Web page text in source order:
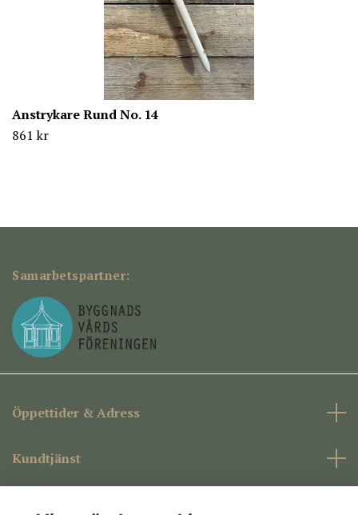
Anstrykare Rund No. 14
861 kr
Samarbetspartner:
Öppettider & Adress
Kundtjänst